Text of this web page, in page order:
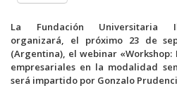
La Fundación Universitaria
organizará, el próximo 23 de
(Argentina), el webinar
empresariales en la modalidad
será impartido por Gonzalo